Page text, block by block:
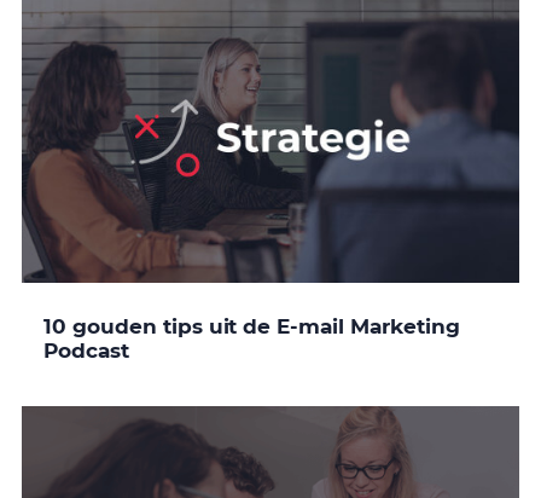
10 gouden tips uit de E-mail Marketing
Podcast